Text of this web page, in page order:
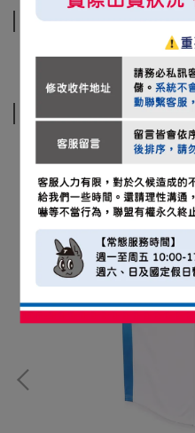
運送方式
相關商品